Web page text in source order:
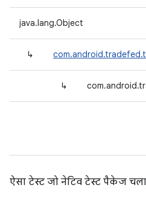
java.lang.Object
↳
↳
ऐसा टेस्ट जो नेटिव टेस्ट पैकेज